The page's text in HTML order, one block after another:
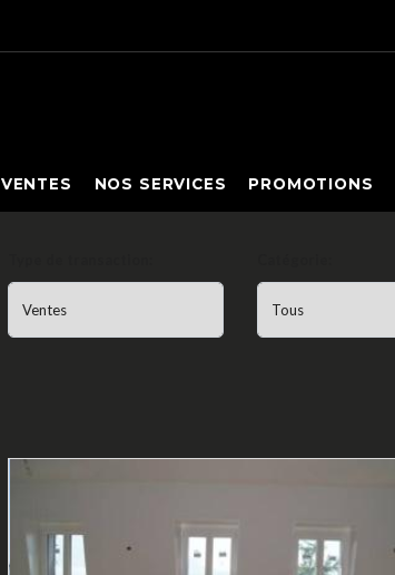
VENTES NOS SERVICES PROMOTIONS